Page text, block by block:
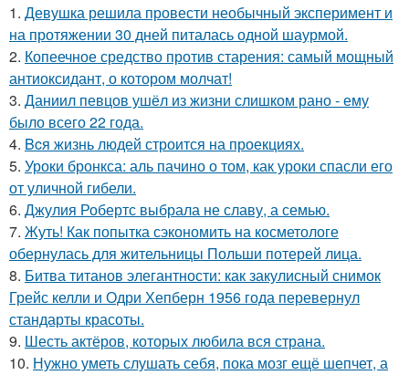
1. Девушка решила провести необычный эксперимент и
на протяжении 30 дней питалась одной шаурмой.
2. Копеечное средство против старения: самый мощный
антиоксидант, о котором молчат!
3. Даниил певцов ушёл из жизни слишком рано - ему
было всего 22 года.
4. Bcя жизнь людей строится на проекциях.
5. Уроки бронкса: аль пачино о том, как уроки спасли его
от уличной гибели.
6. Джулия Робертс выбрала не славу, а семью.
7. Жуть! Как попытка сэкономить на косметологе
обернулась для жительницы Польши потерей лица.
8. Битва титанов элегантности: как закулисный снимок
Грейс келли и Одри Хепберн 1956 года перевернул
стандарты красоты.
9. Шесть актёров, которых любила вся страна.
10. Нужно уметь слушать себя, пока мозг ещё шепчет, а